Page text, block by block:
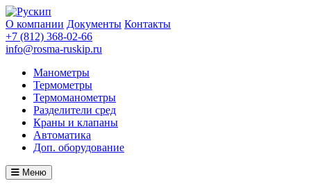
О компании Документы Контакты
+7 (812) 368-02-66
info@rosma-ruskip.ru
Манометры
Термометры
Термоманометры
Разделители сред
Краны и клапаны
Автоматика
Доп. оборудование
Меню